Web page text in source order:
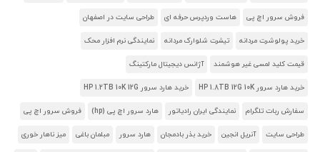
فروش سرور اچ پی هاست وردپرس حرفه ای طراحی سایت در اصفهان
خرید پولوشرت مردانه تیشرت شلوارک مردانه نمایندگی نرم افزار محک
قیمت کلید لمسی غیر هوشمند آژانس دیجیتال مارکتینگ
خرید هارد سرور HP 1.8TB 12G 10K خرید هارد سرور HP 1.2TB 10K 12G
سفارش ربات تلگرام نمایندگی ایران رادیاتور هارد سرور اچ پی (hp) فروش سرور اچ پی
طراحی سایت آنریل انجین خرید بذر بادمجان هارد سرور مبلمان باغی میز ناهار خوری